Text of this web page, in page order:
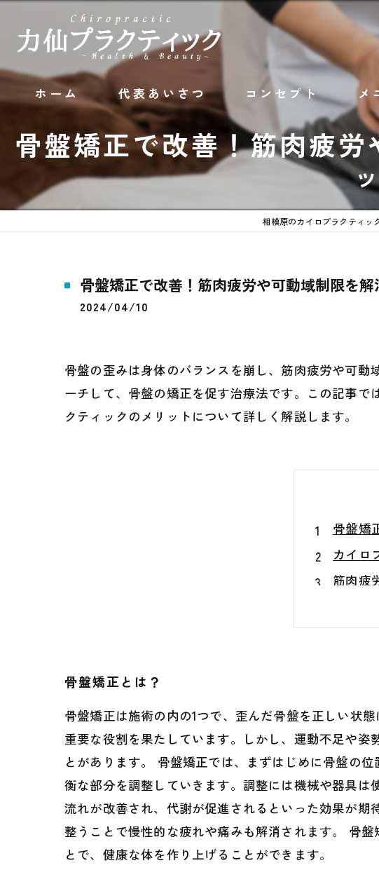
ホーム 代表あいさつ コンセプト メ
骨盤矯正で改善！筋肉疲
相模原のカイロプラクティッ
骨盤矯正で改善！筋肉疲労や可動域制限を
2024/04/10
骨盤の歪みは身体のバランスを崩し、筋肉疲労や可
ーチして、骨盤の矯正を促す治療法です。この記事
クティックのメリットについて詳しく解説します。
骨盤矯
カイロ
筋肉疲
骨盤
カイロ
骨盤矯正とは？
骨盤矯正は施術の内の1つで、歪んだ骨盤を正しい状
重要な役割を果たしています。しかし、運動不足や
とがあります。 骨盤矯正では、まずはじめに骨盤の
衡な部分を調整していきます。調整には機械や器具
流れが改善され、代謝が促進されるといった効果が
整うことで慢性的な疲れや痛みも解消されます。 骨
とで、健康な体を作り上げることができます。